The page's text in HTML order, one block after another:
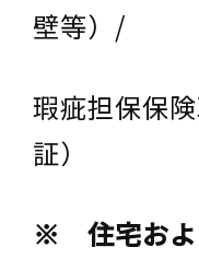
壁等）/
瑕疵担保保
証）
※ 住宅およ